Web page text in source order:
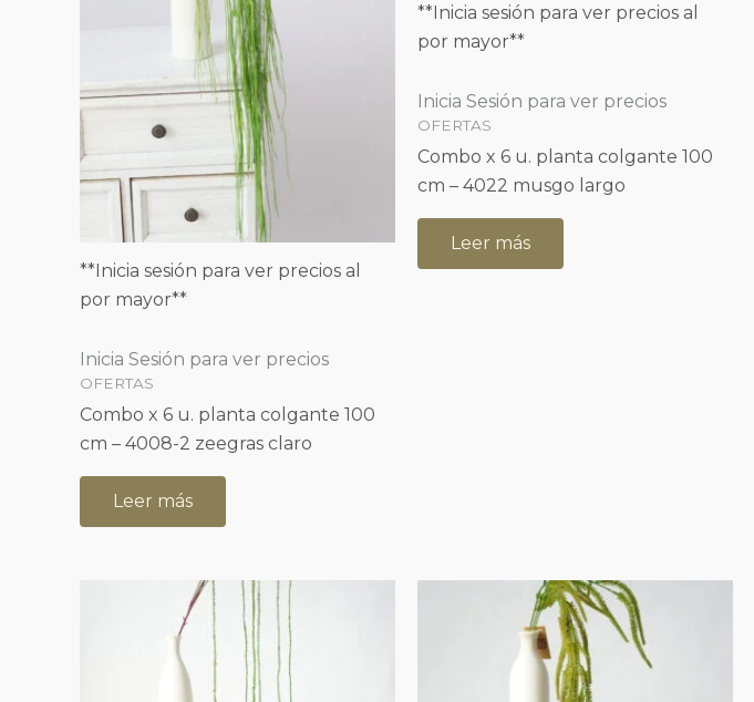
**Inicia sesión para ver precios al
por mayor**
Inicia Sesión para ver precios
OFERTAS
Combo x 6 u. planta colgante 100
cm – 4008-2 zeegras claro
Leer más
**Inicia sesión para ver precios al
por mayor**
Inicia Sesión para ver precios
OFERTAS
Combo x 6 u. planta colgante 100
cm – 4022 musgo largo
Leer más